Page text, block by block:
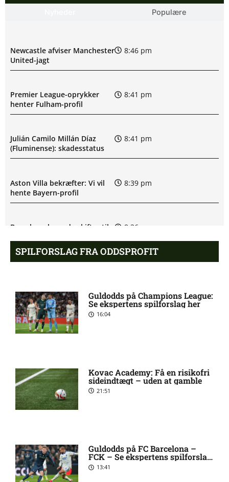
Populære
Newcastle afviser Manchester
United-jagt
8:46 pm
Premier League-oprykker
henter Fulham-profil
8:41 pm
Julián Camilo Millán Díaz
(Fluminense): skadesstatus
8:41 pm
Aston Villa bekræfter: Vi vil
hente Bayern-profil
8:39 pm
Barcelona-legende skifter til
8:36 pm
Liverpool henter Barcelona-
anfører
Tottenham-spiller
Andrew Mikobi Farrell skadet:
Ilay Feingold skadesstatus
hos New England Revolution
7:14 pm
SPILFORSLAG FRA ODDSPROFIT
Guldodds på Champions League:
Se ekspertens spilforslag her
16:04
Kovac Academy: Få en risikofri
sideindtægt – uden at gamble
21:51
Guldodds på FC Barcelona –
FCK – Se ekspertens spilforslag
her13:41